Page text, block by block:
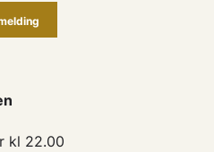
kl 22.00